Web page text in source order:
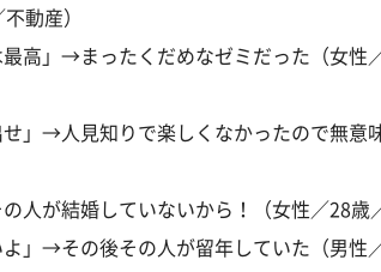
動産）
高」→まったくだめなゼミだった（女性
せ」→人見知りで楽しくなかったので無意
人が結婚していないから！（女性／28歳
よ」→その後その人が留年していた（男性